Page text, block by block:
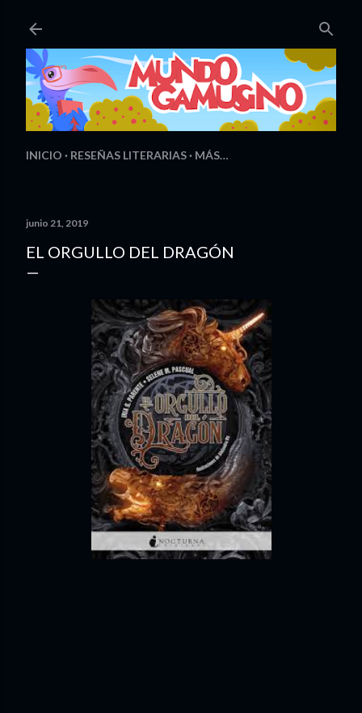
INICIO RESEÑAS LITERARIAS MÁS…
junio 21, 2019
EL ORGULLO DEL DRAGÓN